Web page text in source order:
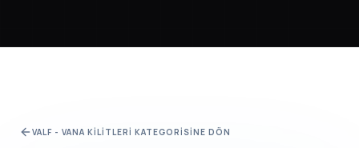
VALF - VANA KILITLERI KATEGORISINE DÖN